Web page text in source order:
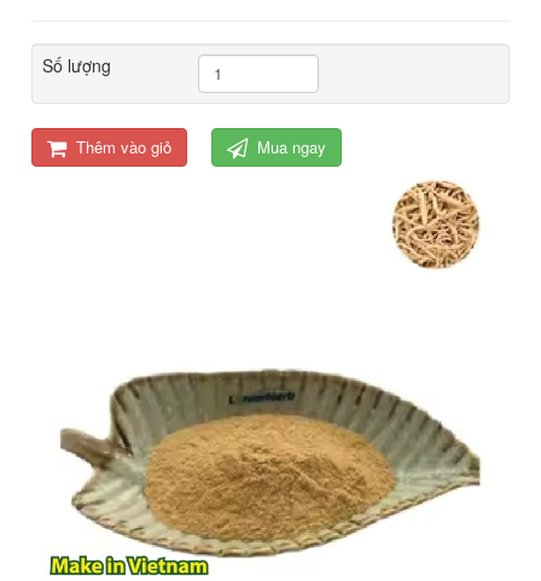
Số lượng
Thêm vào giỏ Mua ngay